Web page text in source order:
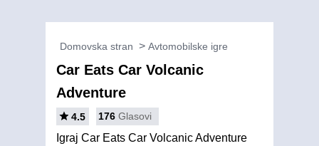
Domovska stran Avtomobilske igre
Car Eats Car Volcanic
Adventure
4.5 176 Glasovi
Igraj Car Eats Car Volcanic Adventure